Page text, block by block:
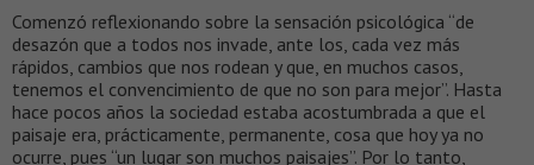
Comenzó reflexionando sobre la sensación psicológica “de
desazón que a todos nos invade, ante los, cada vez más
rápidos, cambios que nos rodean y que, en muchos casos,
tenemos el convencimiento de que no son para mejor”. Hasta
hace pocos años la sociedad estaba acostumbrada a que el
paisaje era, prácticamente, permanente, cosa que hoy ya no
ocurre, pues “un lugar son muchos paisajes”. Por lo tanto,